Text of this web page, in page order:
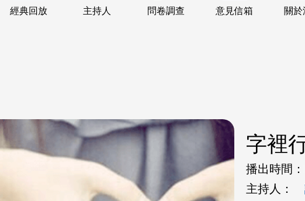
經典回放 主持人 問卷調查 意見信箱 關於
字裡
播出時間：
主持人：